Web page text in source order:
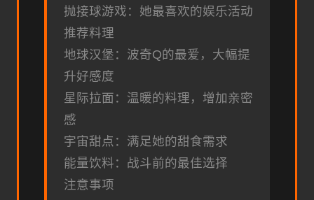
抛接球游戏：她最喜欢的娱乐活动
推荐料理
地球汉堡：波奇Q的最爱，大幅提
升好感度
星际拉面：温暖的料理，增加亲密
感
宇宙甜点：满足她的甜食需求
能量饮料：战斗前的最佳选择
注意事项